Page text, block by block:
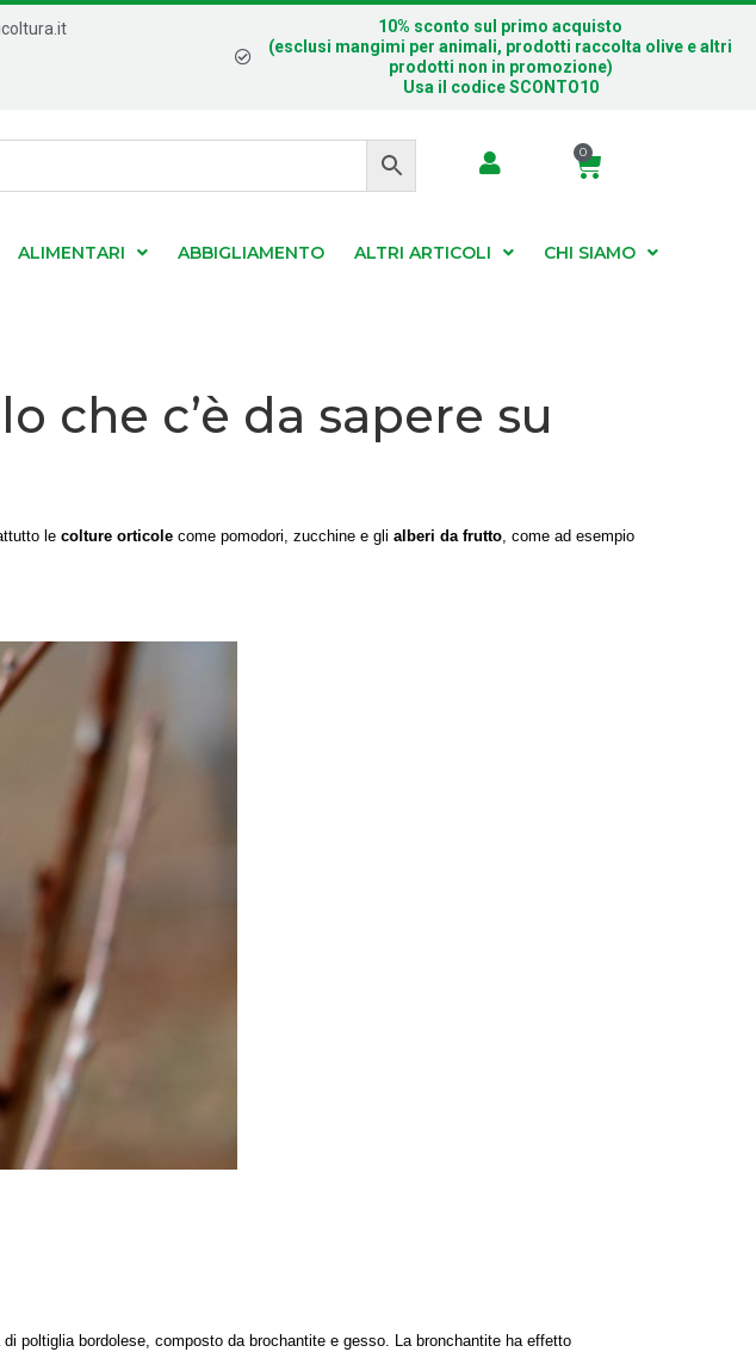
10% sconto sul primo acquisto
(esclusi mangimi per animali, prodotti raccolta olive e altri
prodotti non in promozione)
Usa il codice SCONTO10
0
ALIMENTARI ABBIGLIAMENTO ALTRI ARTICOLI CHI SIAMO
che c’è da sapere su
le colture orticole come pomodori, zucchine e gli alberi da frutto, come ad esempio
poltiglia bordolese, composto da brochantite e gesso. La bronchantite ha effetto